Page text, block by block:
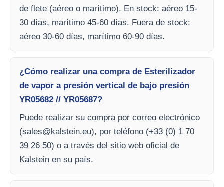
de flete (aéreo o marítimo). En stock: aéreo 15-
30 días, marítimo 45-60 días. Fuera de stock:
aéreo 30-60 días, marítimo 60-90 días.
¿Cómo realizar una compra de Esterilizador
de vapor a presión vertical de bajo presión
YR05682 // YR05687?
Puede realizar su compra por correo electrónico
(sales@kalstein.eu), por teléfono (+33 (0) 1 70
39 26 50) o a través del sitio web oficial de
Kalstein en su país.